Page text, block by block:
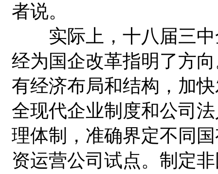
者说。
实际上，十八届三中
经为国企改革指明了方
有经济布局和结构，加
全现代企业制度和公司
理体制，准确界定不同
资运营公司试点。制定